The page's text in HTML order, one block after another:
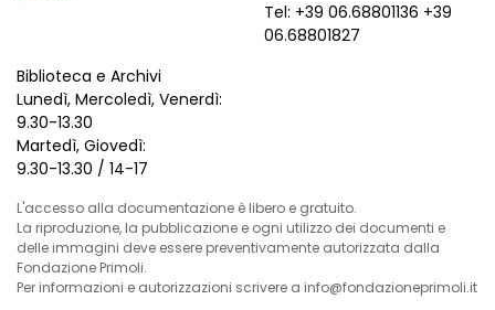
Tel: +39 06.68801136 +39
06.68801827
Biblioteca e Archivi
Lunedì, Mercoledì, Venerdì:
9.30-13.30
Martedì, Giovedì:
9.30-13.30 / 14-17
L'accesso alla documentazione è libero e gratuito.
La riproduzione, la pubblicazione e ogni utilizzo dei documenti e
delle immagini deve essere preventivamente autorizzata dalla
Fondazione Primoli.
Per informazioni e autorizzazioni scrivere a info@fondazioneprimoli.it